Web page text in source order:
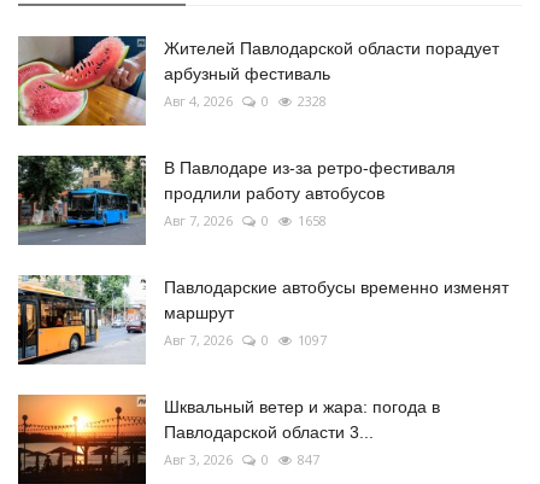
Жителей Павлодарской области порадует
арбузный фестиваль
Авг 4, 2026 0 2328
В Павлодаре из-за ретро-фестиваля
продлили работу автобусов
Авг 7, 2026 0 1658
Павлодарские автобусы временно изменят
маршрут
Авг 7, 2026 0 1097
Шквальный ветер и жара: погода в
Павлодарской области 3...
Авг 3, 2026 0 847